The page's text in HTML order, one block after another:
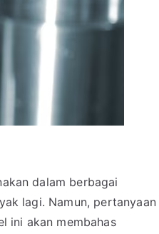
dalam berbagai
lagi. Namun, pertanyaan
ini akan membahas